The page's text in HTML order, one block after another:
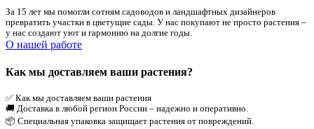
За 15 лет мы помогли сотням садоводов и ландшафтных дизайнеров
превратить участки в цветущие сады. У нас покупают не просто растения –
у нас создают уют и гармонию на долгие годы.
О нашей работе
Как мы доставляем ваши растения?
✅ Как мы доставляем ваши растения
🚚 Доставка в любой регион России – надежно и оперативно.
📦 Специальная упаковка защищает растения от повреждений.